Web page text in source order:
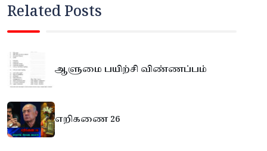
Related Posts
ஆளுமை பயிற்சி விண்ணப்பம்
எறிகணை 26